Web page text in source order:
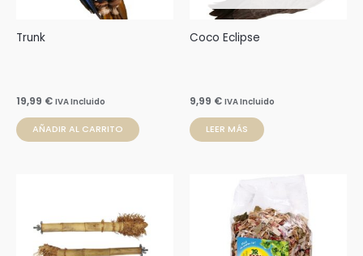
Trunk
19,99 € IVA Incluido
AÑADIR AL CARRITO
Coco Eclipse
9,99 € IVA Incluido
LEER MÁS